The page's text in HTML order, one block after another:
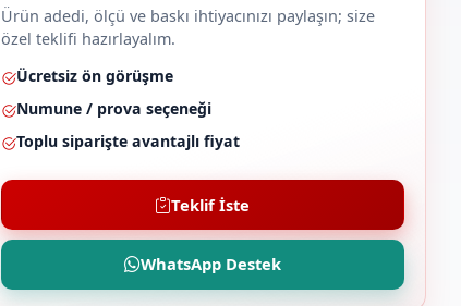
Ürün adedi, ölçü ve baskı ihtiyacınızı paylaşın; size
özel teklifi hazırlayalım.
Ücretsiz ön görüşme
Numune / prova seçeneği
Toplu siparişte avantajlı fiyat
Teklif İste
WhatsApp Destek